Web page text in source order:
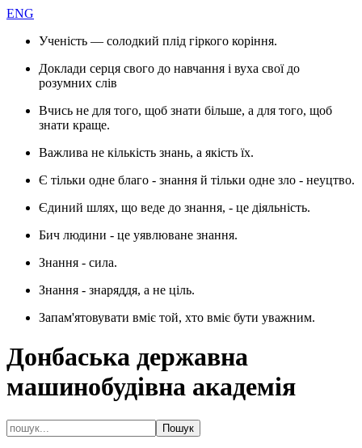
ENG
Ученість — солодкий плід гіркого коріння.
Доклади серця свого до навчання і вуха свої до
розумних слів
Вчись не для того, щоб знати більше, а для того, щоб
знати краще.
Важлива не кількість знань, а якість їх.
Є тільки одне благо - знання й тільки одне зло - неуцтво.
Єдиний шлях, що веде до знання, - це діяльність.
Бич людини - це уявлюване знання.
Знання - сила.
Знання - знаряддя, а не ціль.
Запам'ятовувати вміє той, хто вміє бути уважним.
Донбаська державна
машинобудівна академія